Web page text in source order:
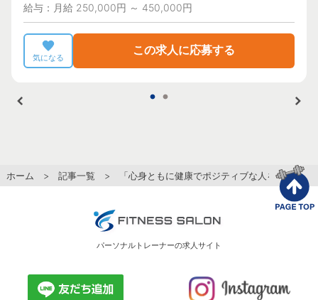
給与：月給 250,000円 ～ 450,000円
気になる
この求人に応募する
ホーム > 記事一覧 > 「心身ともに健康でポジティブな人を増やした
パーソナルトレーナーの求人サイト